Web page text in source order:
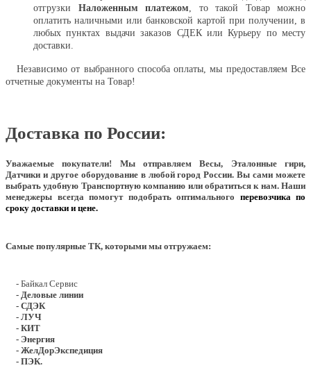
отгрузки Наложенным платежом , то такой Товар можно
оплатить наличными или банковской картой при получении, в
любых пунктах выдачи заказов СДЕК или Курьеру по месту
доставки.
Независимо от выбранного способа оплаты, мы предоставляем Все
отчетные документы на Товар!
Доставка по России:
Уважаемые покупатели! Мы отправляем Весы, Эталонные гири,
Датчики и другое оборудование в любой город России. Вы сами можете
выбрать удобную Транспортную компанию или обратиться к нам. Наши
менеджеры всегда помогут подобрать оптимального перевозчика по
сроку доставки и цене.
Самые популярные ТК, которыми мы отгружаем:
- Байкал Сервис
- Деловые линии
- СДЭК
- ЛУЧ
- КИТ
- Энергия
- ЖелДорЭкспедиция
- ПЭК.